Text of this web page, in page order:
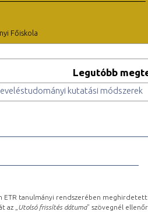
Főiskola
Legutóbb
kutatási módszerek
ETR tanulmányi rendszerében
„ Utolsó frissítés dátuma” szövegnél